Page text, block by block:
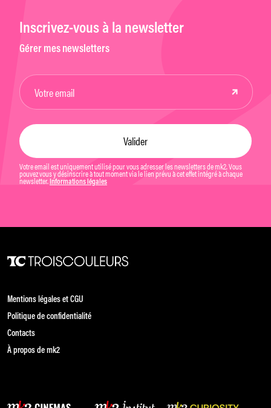
Inscrivez-vous à la newsletter
Gérer mes newsletters
Votre email est uniquement utilisé pour vous adresser les newsletters de mk2. Vous
pouvez vous y désinscrire à tout moment via le lien prévu à cet effet intégré à chaque
newsletter. Informations légales
Mentions légales et CGU
Politique de confidentialité
Contacts
À propos de mk2